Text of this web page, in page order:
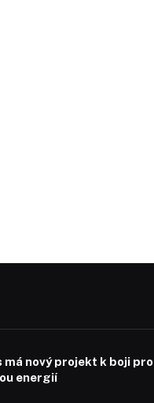
má nový projekt k boji
energií